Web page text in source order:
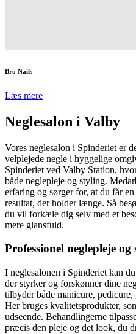
Bro Nails
Læs mere
Neglesalon i Valby
Vores neglesalon i Spinderiet er
velplejede negle i hyggelige
Spinderiet ved Valby Station,
både neglepleje og styling.
erfaring og sørger for, at du får
resultat, der holder længe. Så
du vil forkæle dig selv med et
mere glansfuld.
Professionel neglepleje og
I neglesalonen i Spinderiet kan
der styrker og forskønner dine
tilbyder både manicure,
Her bruges kvalitetsprodukter,
udseende. Behandlingerne
præcis den pleje og det look, du